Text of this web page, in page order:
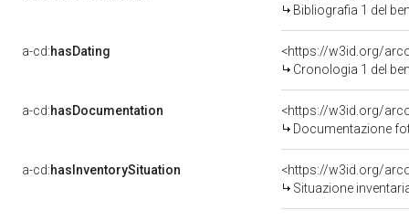
Bibliografia 1 del
a-cd:hasDating
<https://w3id.org/
Cronologia 1 del
a-cd:hasDocumentation
Documentazione
a-cd:hasInventorySituation
<https://w3id.org/
Situazione